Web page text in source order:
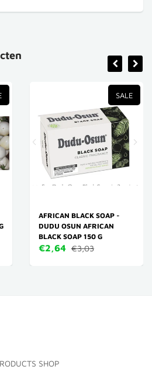
SALE
AFRICAN BLACK SOAP -
DUDU OSUN AFRICAN
BLACK SOAP 150 G
€2,64 €3,03
SHOP